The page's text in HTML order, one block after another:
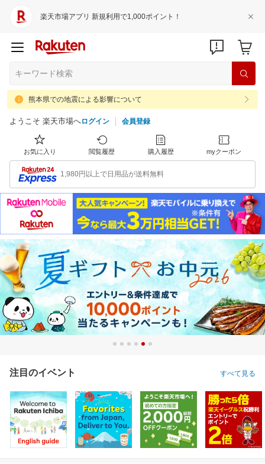
楽天市場アプリ 新規利用で1,000ポイント！
熊本県での地震による影響について
ようこそ 楽天市場へログイン 会員登録
お気に入り 閲覧履歴 購入履歴 myクーポン
1,980円以上で日用品が送料無料
注目のイベント すべて見る